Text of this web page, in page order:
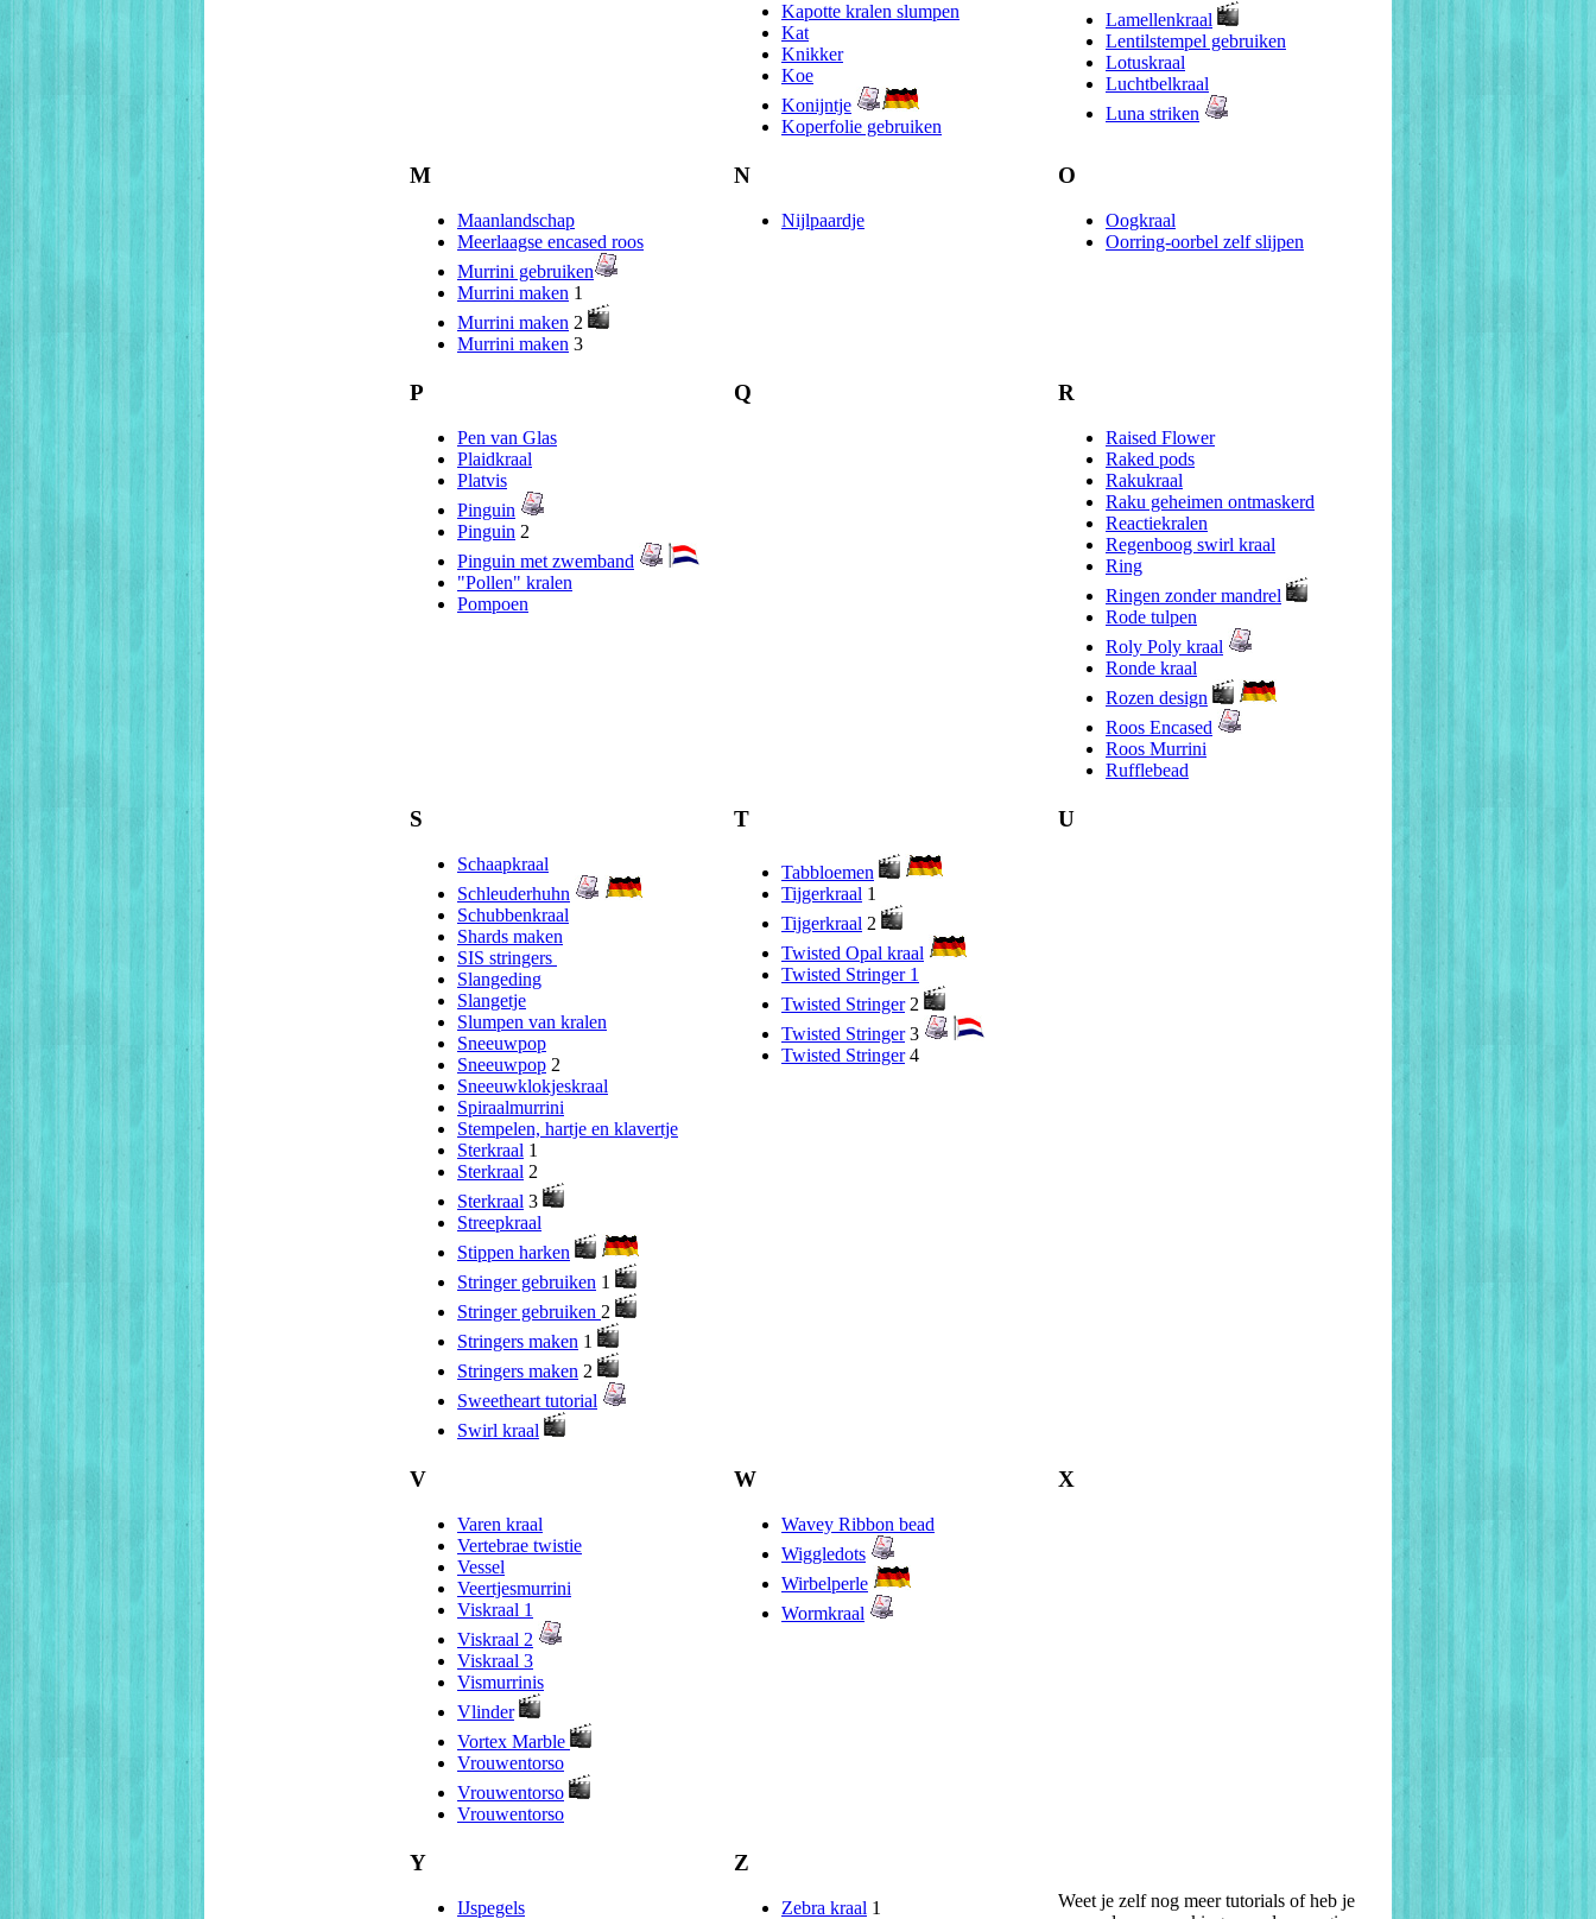
Kapotte kralen slumpen
Kat
Knikker
Koe
Konijntje
Koperfolie gebruiken
Lamellenkraal
Lentilstempel gebruiken
Lotuskraal
Luchtbelkraal
Luna striken
M
Maanlandschap
Meerlaagse encased roos
Murrini gebruiken
Murrini maken 1
Murrini maken 2
Murrini maken 3
N
Nijlpaardje
O
Oogkraal
Oorring-oorbel zelf slijpen
P
Pen van Glas
Plaidkraal
Platvis
Pinguin
Pinguin 2
Pinguin met zwemband
"Pollen" kralen
Pompoen
Q R
Raised Flower
Raked pods
Rakukraal
Raku geheimen ontmaskerd
Reactiekralen
Regenboog swirl kraal
Ring
Ringen zonder mandrel
Rode tulpen
Roly Poly kraal
Ronde kraal
Rozen design
Roos Encased
Roos Murrini
Rufflebead
S
Schaapkraal
Schleuderhuhn
Schubbenkraal
Shards maken
SIS stringers
Slangeding
Slangetje
Slumpen van kralen
Sneeuwpop
Sneeuwpop 2
Sneeuwklokjeskraal
Spiraalmurrini
Stempelen, hartje en klavertje
Sterkraal 1
Sterkraal 2
Sterkraal 3
Streepkraal
Stippen harken
Stringer gebruiken 1
Stringer gebruiken 2
Stringers maken 1
Stringers maken 2
Sweetheart tutorial
Swirl kraal
T
Tabbloemen
Tijgerkraal 1
Tijgerkraal 2
Twisted Opal kraal
Twisted Stringer 1
Twisted Stringer2
Twisted Stringer3
Twisted Stringer4
U
V
Varen kraal
Vertebrae twistie
Vessel
Veertjesmurrini
Viskraal 1
Viskraal 2
Viskraal 3
Vismurrinis
Vlinder
Vortex Marble
Vrouwentorso
Vrouwentorso
Vrouwentorso
W
Wavey Ribbon bead
Wiggledots
Wirbelperle
Wormkraal
X
Y
IJspegels
Z
Zebra kraal 1
Weet je zelf nog meer tutorials of heb je